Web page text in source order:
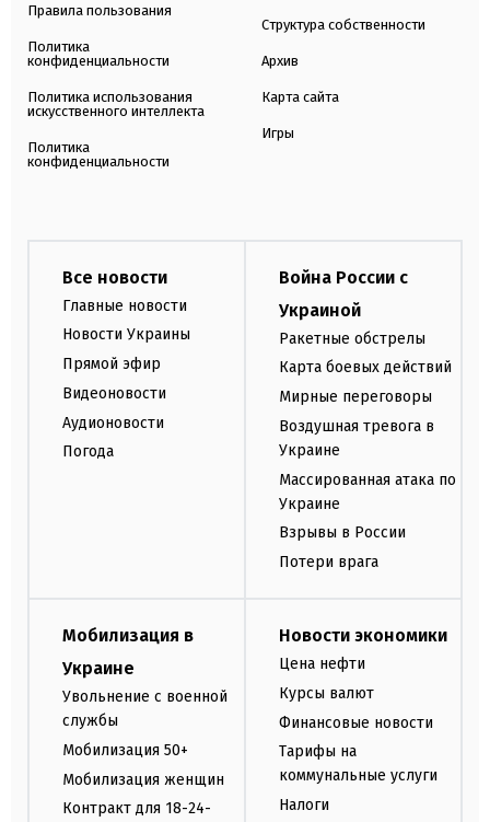
Правила пользования
Политика
конфиденциальности
Политика использования
искусственного интеллекта
Политика
конфиденциальности
Структура собственности
Архив
Карта сайта
Игры
Все новости
Главные новости
Новости Украины
Прямой эфир
Видеоновости
Аудионовости
Погода
Война России с
Украиной
Ракетные обстрелы
Карта боевых действий
Мирные переговоры
Воздушная тревога в
Украине
Массированная атака по
Украине
Взрывы в России
Потери врага
Мобилизация в
Украине
Увольнение с военной
службы
Мобилизация 50+
Мобилизация женщин
Контракт для 18-24-
Новости экономики
Цена нефти
Курсы валют
Финансовые новости
Тарифы на
коммунальные услуги
Налоги